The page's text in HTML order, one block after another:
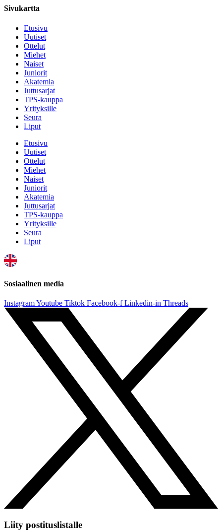
Sivukartta
Etusivu
Uutiset
Ottelut
Miehet
Naiset
Juniorit
Akatemia
Juttusarjat
TPS-kauppa
Yrityksille
Seura
Liput
Etusivu
Uutiset
Ottelut
Miehet
Naiset
Juniorit
Akatemia
Juttusarjat
TPS-kauppa
Yrityksille
Seura
Liput
Sosiaalinen media
InstagramYoutube Tiktok Facebook-f Linkedin-in Threads
Liity postituslistalle